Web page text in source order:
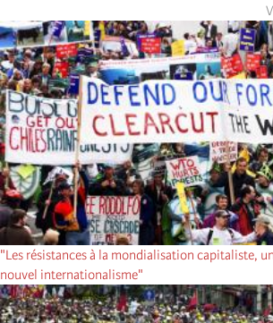
"Les résistances à la mondialisation capitaliste,
nouvel internationalisme"